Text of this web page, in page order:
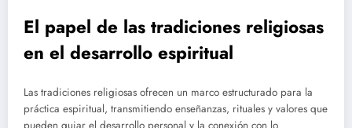
El papel de las tradiciones religiosas
en el desarrollo espiritual
Las tradiciones religiosas ofrecen un marco estructurado para la
práctica espiritual, transmitiendo enseñanzas, rituales y valores que